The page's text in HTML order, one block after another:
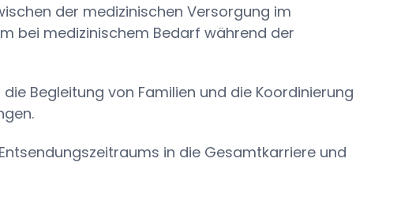
der medizinischen Versorgung im
bei medizinischem Bedarf während der
Begleitung von Familien und die Koordinierung
in die Gesamtkarriere und